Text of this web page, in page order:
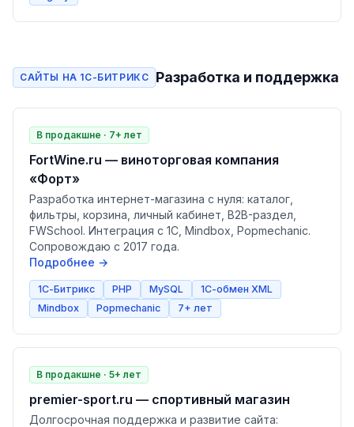
САЙТЫ НА 1С-БИТРИКС Разработка и поддержка
В продакшне · 7+ лет
FortWine.ru — виноторговая компания
«Форт»
Разработка интернет-магазина с нуля: каталог,
фильтры, корзина, личный кабинет, B2B-раздел,
FWSchool. Интеграция с 1С, Mindbox, Popmechanic.
Сопровождаю с 2017 года.
Подробнее →
1С-Битрикс PHP MySQL
1С-обмен XML
Mindbox
Popmechanic 7+ лет
В продакшне · 5+ лет
premier-sport.ru — спортивный магазин
Долгосрочная поддержка и развитие сайта: